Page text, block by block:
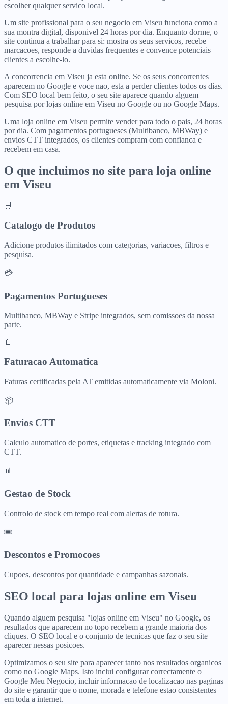
escolher qualquer servico local.
Um site profissional para o seu negocio em Viseu funciona como a
sua montra digital, disponivel 24 horas por dia. Enquanto dorme, o
site continua a trabalhar para si: mostra os seus servicos, recebe
marcacoes, responde a duvidas frequentes e convence potenciais
clientes a escolhe-lo.
A concorrencia em Viseu ja esta online. Se os seus concorrentes
aparecem no Google e voce nao, esta a perder clientes todos os dias.
Com SEO local bem feito, o seu site aparece quando alguem
pesquisa por lojas online em Viseu no Google ou no Google Maps.
Uma loja online em Viseu permite vender para todo o pais, 24 horas
por dia. Com pagamentos portugueses (Multibanco, MBWay) e
envios CTT integrados, os clientes compram com confianca e
recebem em casa.
O que incluimos no site para loja online
em Viseu
🛒
Catalogo de Produtos
Adicione produtos ilimitados com categorias, variacoes, filtros e
pesquisa.
💳
Pagamentos Portugueses
Multibanco, MBWay e Stripe integrados, sem comissoes da nossa
parte.
📄
Faturacao Automatica
Faturas certificadas pela AT emitidas automaticamente via Moloni.
📦
Envios CTT
Calculo automatico de portes, etiquetas e tracking integrado com
CTT.
📊
Gestao de Stock
Controlo de stock em tempo real com alertas de rotura.
🎟️
Descontos e Promocoes
Cupoes, descontos por quantidade e campanhas sazonais.
SEO local para lojas online em Viseu
Quando alguem pesquisa "lojas online em Viseu" no Google, os
resultados que aparecem no topo recebem a grande maioria dos
cliques. O SEO local e o conjunto de tecnicas que faz o seu site
aparecer nessas posicoes.
Optimizamos o seu site para aparecer tanto nos resultados organicos
como no Google Maps. Isto inclui configurar correctamente o
Google Meu Negocio, incluir informacao de localizacao nas paginas
do site e garantir que o nome, morada e telefone estao consistentes
em toda a internet.